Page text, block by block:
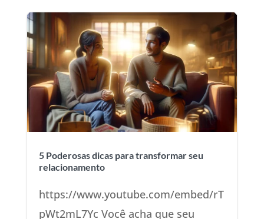
5 Poderosas dicas para transformar seu
relacionamento
https://www.youtube.com/embed/rT
pWt2mL7Yc Você acha que seu